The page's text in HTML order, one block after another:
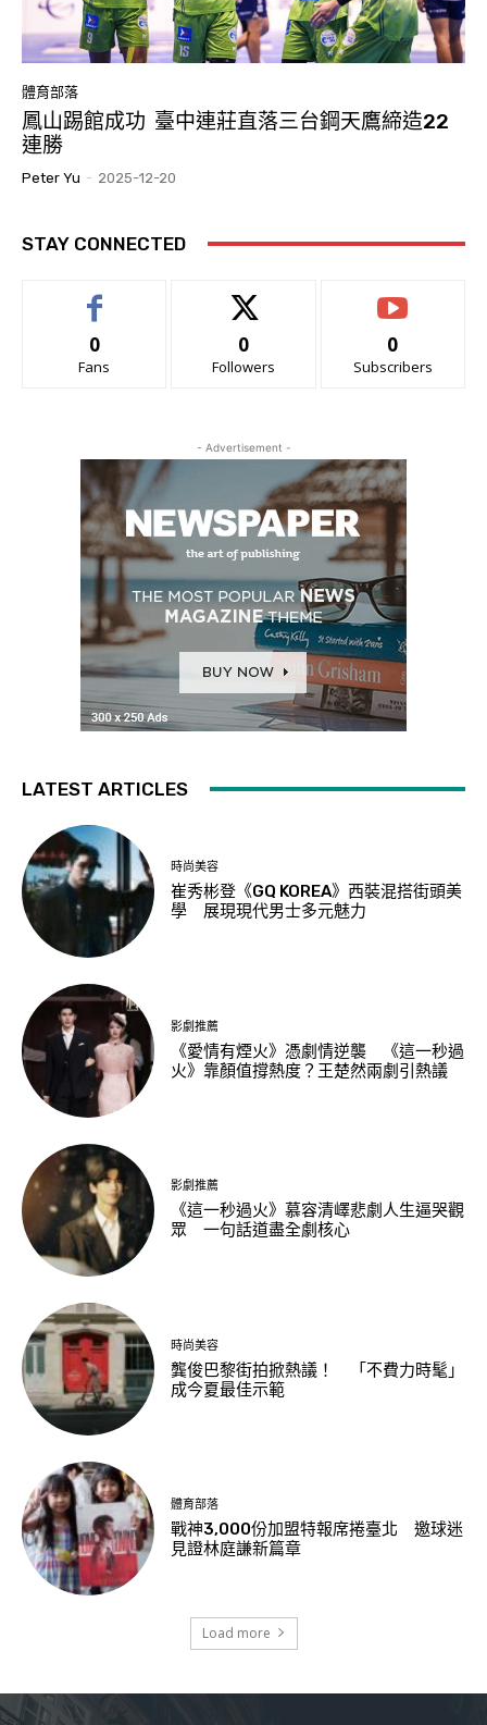
體育部落
鳳山踢館成功 臺中連莊直落三台鋼天鷹締造22
連勝
Peter Yu - 2025-12-20
STAY CONNECTED
0
Fans
0
Followers
0
Subscribers
- Advertisement -
LATEST ARTICLES
時尚美容
崔秀彬登《GQ KOREA》西裝混搭街頭美
學 展現現代男士多元魅力
影劇推薦
《愛情有煙火》憑劇情逆襲 《這一秒過
火》靠顏值撐熱度？王楚然兩劇引熱議
影劇推薦
《這一秒過火》慕容清嶧悲劇人生逼哭觀
眾 一句話道盡全劇核心
時尚美容
龔俊巴黎街拍掀熱議！ 「不費力時髦」
成今夏最佳示範
體育部落
戰神3,000份加盟特報席捲臺北 邀球迷
見證林庭謙新篇章
Load more